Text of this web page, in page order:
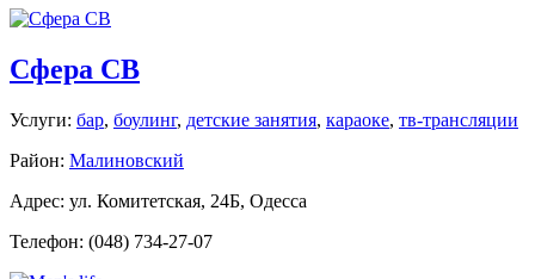
Сфера СВ
Услуги: бар, боулинг, детские занятия, караоке, тв-трансляции
Район: Малиновский
Адрес: ул. Комитетская, 24Б, Одесса
Телефон: (048) 734-27-07